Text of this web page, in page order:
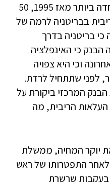
אוגוסט ביצע את ההעלאה החדה ביותר מאז 1995, 50
בבריטניה לרמה של
כי בריטניה בדרך
הבנק כי האינפלציה
וכי היא צפויה
באוקטובר, לפני שתתחיל לרדת.
המרכזי ביקורת על
הריבית, מה
יוקר המחיה, ממשלת
לאחר התפטרותו של ראש
בעקבות שרשרת